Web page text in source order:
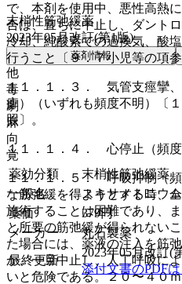
で、本剤を使用中、悪性高熱
合は、直ちに中止し、ダント
冷却、純酸素での過換気、酸
行うこと〔９．７小児等の項参
１１．１．３． 気管支痙攣
痺）（いずれも頻度不明）〔
照〕。
１１．１．４． 心停止（頻度
１１．１．５． 呼吸抑制（
な筋弛緩を得ようとする時、
施術することは困難であり、
と所要の筋弛緩が得られない
た場合には、薬液の注入を筋
か、一旦中止し、人工呼吸に
いと危険である。２０〜４０
末梢性筋弛緩薬
2023年05月改訂(第1版)
薬剤情報
他
毒
劇
麻
向
覚
薬効分類
末梢性筋弛緩薬
一般名
スキサメトニウ
薬価
379円
メーカー
丸石製薬
最終更新
2023年05月改訂(
添付文書のPDF